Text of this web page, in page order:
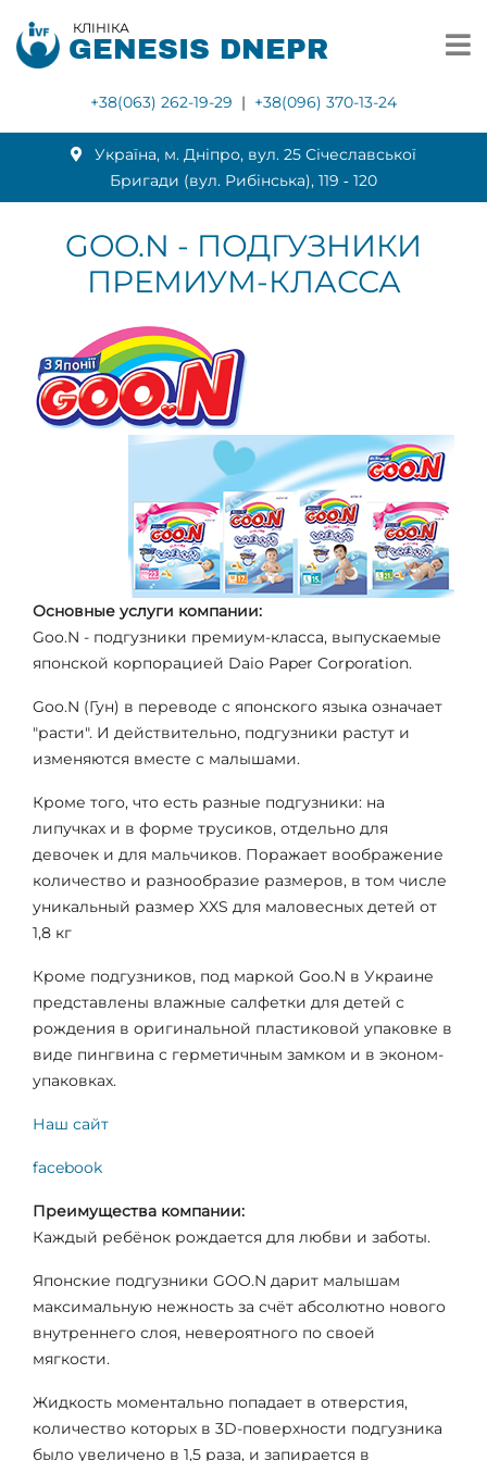
КЛІНІКА
GENESIS DNEPR
+38(063) 262-19-29 | +38(096) 370-13-24
Українa, м. Дніпро, вул. 25 Січеславської
Бригади (вул. Рибінська), 119 ‑ 120
GOO.N - ПОДГУЗНИКИ
ПРЕМИУМ-КЛАССА
Основные услуги компании:
Goo.N - подгузники премиум-класса, выпускаемые
японской корпорацией Daio Paper Corporation.
Goo.N (Гун) в переводе с японского языка означает
"расти". И действительно, подгузники растут и
изменяются вместе с малышами.
Кроме того, что есть разные подгузники: на
липучках и в форме трусиков, отдельно для
девочек и для мальчиков. Поражает воображение
количество и разнообразие размеров, в том числе
уникальный размер XXS для маловесных детей от
1,8 кг
Кроме подгузников, под маркой Goo.N в Украине
представлены влажные салфетки для детей с
рождения в оригинальной пластиковой упаковке в
виде пингвина с герметичным замком и в эконом-
упаковках.
Наш сайт
facebook
Преимущества компании:
Каждый ребёнок рождается для любви и заботы.
Японские подгузники GOO.N дарит малышам
максимальную нежность за счёт абсолютно нового
внутреннего слоя, невероятного по своей
мягкости.
Жидкость моментально попадает в отверстия,
количество которых в 3D-поверхности подгузника
было увеличено в 1,5 раза, и запирается в